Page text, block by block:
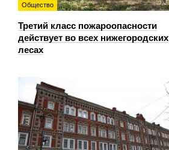
Общество
Третий класс пожароопасности
действует во всех нижегородских
лесах